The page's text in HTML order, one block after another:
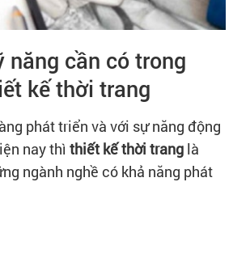
năng cần có trong
kế thời trang
phát triển và với sự năng động
nay thì thiết kế thời trang là
ngành nghề có khả năng phát